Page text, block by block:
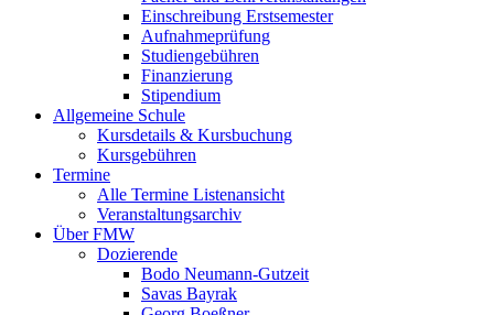
Einschreibung Erstsemester
Aufnahmeprüfung
Studiengebühren
Finanzierung
Stipendium
Allgemeine Schule
Kursdetails & Kursbuchung
Kursgebühren
Termine
Alle Termine Listenansicht
Veranstaltungsarchiv
Über FMW
Dozierende
Bodo Neumann-Gutzeit
Savas Bayrak